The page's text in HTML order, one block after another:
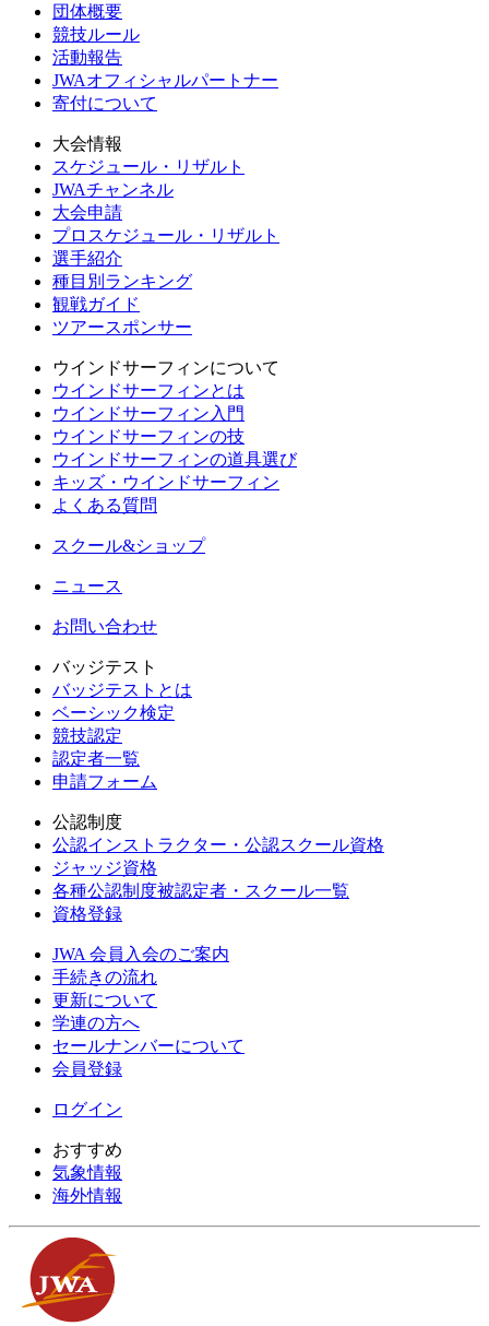
団体概要
競技ルール
活動報告
JWAオフィシャルパートナー
寄付について
大会情報
スケジュール・リザルト
JWAチャンネル
大会申請
プロスケジュール・リザルト
選手紹介
種目別ランキング
観戦ガイド
ツアースポンサー
ウインドサーフィンについて
ウインドサーフィンとは
ウインドサーフィン入門
ウインドサーフィンの技
ウインドサーフィンの道具選び
キッズ・ウインドサーフィン
よくある質問
スクール&ショップ
ニュース
お問い合わせ
バッジテスト
バッジテストとは
ベーシック検定
競技認定
認定者一覧
申請フォーム
公認制度
公認インストラクター・公認スクール資格
ジャッジ資格
各種公認制度被認定者・スクール一覧
資格登録
JWA 会員入会のご案内
手続きの流れ
更新について
学連の方へ
セールナンバーについて
会員登録
ログイン
おすすめ
気象情報
海外情報